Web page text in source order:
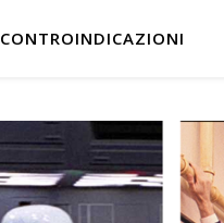
CONTROINDICAZIONI